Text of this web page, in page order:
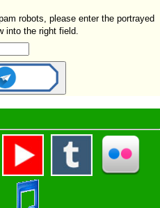
robots, please enter the portrayed
into the right field.